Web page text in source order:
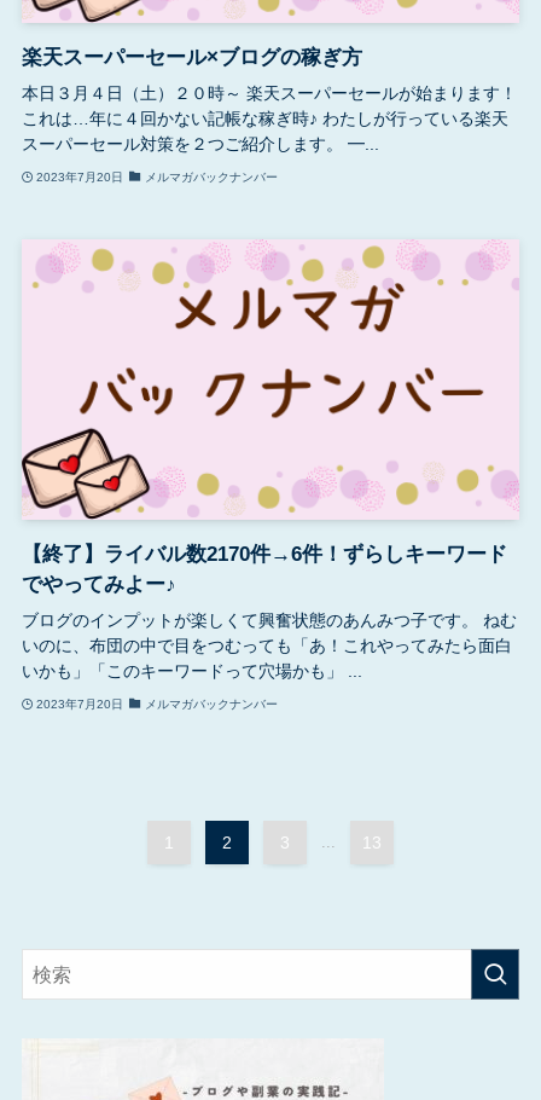
楽天スーパーセール×ブログの稼ぎ方
本日３月４日（土）２０時～ 楽天スーパーセールが始まります！
これは…年に４回かない記帳な稼ぎ時♪ わたしが行っている楽天
スーパーセール対策を２つご紹介します。 ━...
2023年7月20日 メルマガバックナンバー
【終了】ライバル数2170件→6件！ずらしキーワード
でやってみよー♪
ブログのインプットが楽しくて興奮状態のあんみつ子です。 ねむ
いのに、布団の中で目をつむっても「あ！これやってみたら面白
いかも」「このキーワードって穴場かも」 ...
2023年7月20日 メルマガバックナンバー
1 2 3 13